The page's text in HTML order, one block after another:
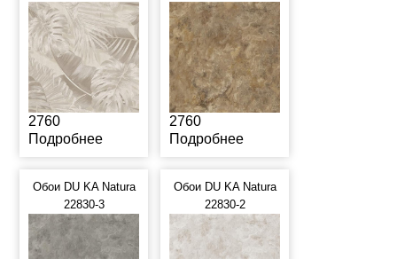
2760
Подробнее
2760
Подробнее
Обои DU KA Natura
22830-3
Обои DU KA Natura
22830-2